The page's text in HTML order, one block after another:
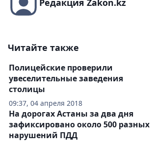
Редакция Zakon.kz
Читайте также
09:37, 04 апреля 2018
Полицейские проверили
увеселительные заведения
столицы
На дорогах Астаны за два дня
зафиксировано около 500 разных
нарушений ПДД